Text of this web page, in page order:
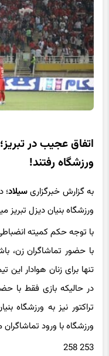
اتفاق عجیب در
ورزشگاه رفتند!
به گزارش خبرگزاریسیلاد؛
ورزشگاه بنیان دیزل
با توجه حکم کمیته انضباطی
با حضور تماشاگران زن،
تنها برای زنان هوادار
در حالیکه بازی فقط با
تراکتور نیز به ورزشگاه
ورزشگاه با ورود
253 258